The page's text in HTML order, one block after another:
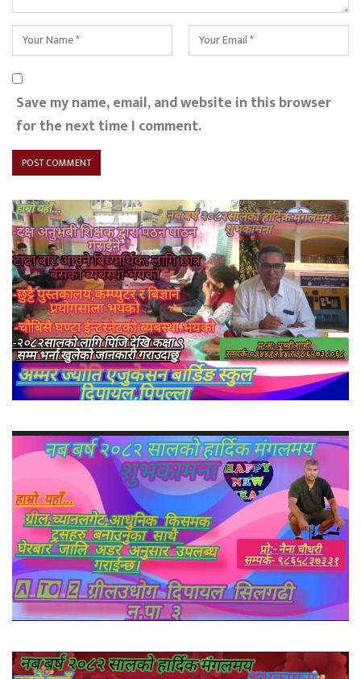
Save my name, email, and website in this browser
for the next time I comment.